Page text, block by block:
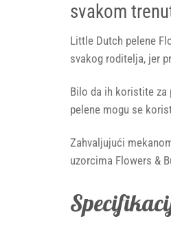
svakom
Little Dutch pelene
svakog roditelja, jer
Bilo da ih koristite za
pelene mogu se
Zahvaljujući
uzorcima Flowers &